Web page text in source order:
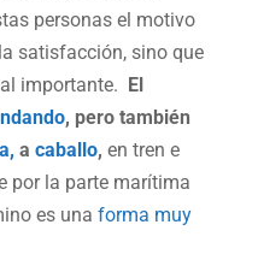
personas el motivo
satisfacción, sino que
importante. El
, pero también
a caballo, en tren e
por la parte marítima
es una forma muy